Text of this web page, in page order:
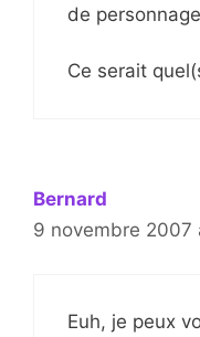
de
Ce serait
Bernard
9 novembre 2007
Euh, je peux